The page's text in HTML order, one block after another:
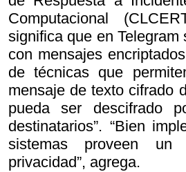
Computacional
significa que en Telegram
con mensajes
de técnicas que
mensaje de texto cifrado
pueda ser descifrado
destinatarios”. “Bien
sistemas proveen
privacidad”, agrega.